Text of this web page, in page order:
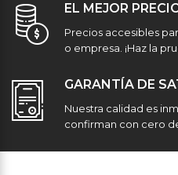
EL MEJOR
Precios accesibles
o empresa. ¡Haz la
GARANTÍA DE
Nuestra calidad es
confirman con cero